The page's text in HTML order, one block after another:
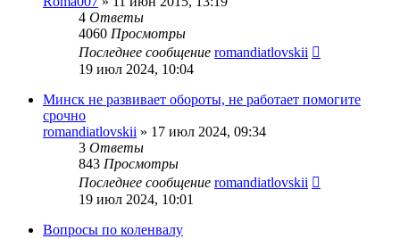
4 Ответы
4060 Просмотры
Последнее сообщение romandiatlovskii
19 июл 2024, 10:04
Минск не развивает обороты, не работает помогите
срочно
romandiatlovskii » 17 июл 2024, 09:34
3 Ответы
843 Просмотры
Последнее сообщение romandiatlovskii
19 июл 2024, 10:01
Вопросы по коленвалу